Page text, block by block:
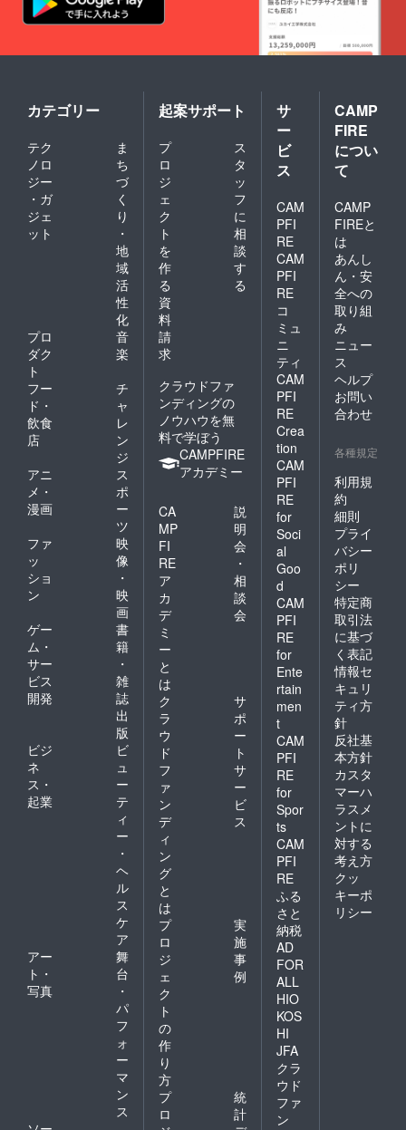
transmitted on the island.
townscape" and a
"refreshing spirit of
combined effort". Therefore,
we made a new resolution to
continue taking steps, if only
one step at a time. 4 Next, I
want to fix this house!
The next thing we will fix is
the most dangerous vacant
house on the island. The
house is jutting into the
middle of the pathway from
being uninhabited for a long
time. For the safety of
everyone, including the
visitors to Ogijima,
something must be done
about this house... There are
no streets on which cars can
travel, and there are no
hardware stores at which to
obtain materials on the
island. However, we took the
following first step to
preserve the old-time feeling
of the townscape. Without
completely demolishing the
building, carpenters are
working to carefully preserve
the parts of it that can still be
used, in order not to disturb
the landscape of the island.
5 Steps and Goals for Use
of Vacant Houses First, we
must cut away the part of the
corridor of the second floor
which has fallen
dangerously into the middle
of the pathway. Next, we
make a foundation to jack up
the tilting house. Then we
カテゴリー
テク
ノロ
ジー
・ガ
ジェ
ット
ま
ち
づ
く
り
・
地
域
活
性
化
プロ
ダク
ト
音
楽
フー
ド・
飲食
店
チ
ャ
レ
ン
ジ
アニ
メ・
漫画
ス
ポ
ー
ツ
ファ
ッ
ショ
ン
映
像
・
映
画
ゲー
ム・
サー
ビス
開発
書
籍
・
雑
誌
出
版
ビジ
ネ
ス・
起業
ビ
ュ
ー
テ
ィ
ー
・
ヘ
ル
ス
ケ
ア
アー
ト・
写真
舞
台
・
パ
フ
ォ
ー
マ
ン
ス
起案サポート
プ
ロ
ジ
ェ
ク
ト
を
作
る
ス
タ
ッ
フ
に
相
談
す
る
資
料
請
求
クラウドファ
ンディングの
ノウハウを無
料で学ぼう
CAMPFIRE
アカデミー
CA
MP
FI
RE
ア
カ
デ
ミ
ー
と
は
説
明
会
・
相
談
会
ク
ラ
ウ
ド
フ
ァ
ン
デ
ィ
ン
グ
と
は
サ
ポ
ー
ト
サ
ー
ビ
ス
プ
ロ
ジ
ェ
ク
ト
の
作
り
方
実
施
事
例
プ
ロ
統
計
サ
ー
ビ
ス
CAM
PFI
RE
CAM
PFI
RE
コ
ミュ
ニ
ティ
CAM
PFI
RE
Crea
tion
CAM
PFI
RE
for
Soci
al
Goo
d
CAM
PFI
RE
for
Ente
rtain
men
t
CAM
PFI
RE
for
Spor
ts
CAM
PFI
RE
ふる
さと
納税
AD
FOR
ALL
HIO
KOS
HI
JFA
クラ
ウド
ファ
ン
CAMP
FIRE
につい
て
CAMP
FIREと
は
あんし
ん・安
全への
取り組
み
ニュー
ス
ヘルプ
お問い
合わせ
各種規定
利用規
約
細則
プライ
バシー
ポリ
シー
特定商
取引法
に基づ
く表記
情報セ
キュリ
ティ方
針
反社基
本方針
カスタ
マーハ
ラスメ
ントに
対する
考え方
クッ
キーポ
リシー